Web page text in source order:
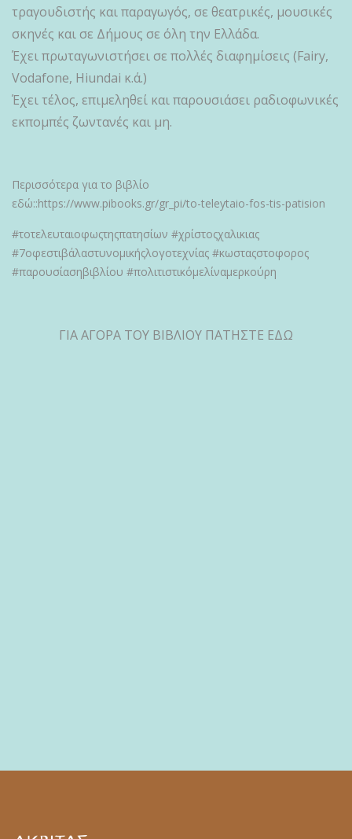
τραγουδιστής και παραγωγός, σε θεατρικές, μουσικές
σκηνές και σε Δήμους σε όλη την Ελλάδα.
Έχει πρωταγωνιστήσει σε πολλές διαφημίσεις (Fairy,
Vodafone, Hiundai κ.ά.)
Έχει τέλος, επιμεληθεί και παρουσιάσει ραδιοφωνικές
εκπομπές ζωντανές και μη.
Περισσότερα για το βιβλίο
εδώ::https://www.pibooks.gr/gr_pi/to-teleytaio-fos-tis-patision
#τοτελευταιοφωςτηςπατησίων #χρίστοςχαλικιας
#7οφεστιβάλαστυνομικήςλογοτεχνίας #κωσταςστοφορος
#παρουσίασηβιβλίου #πολιτιστικόμελίναμερκούρη
ΓΙΑ ΑΓΟΡΑ ΤΟΥ ΒΙΒΛΙΟΥ ΠΑΤΗΣΤΕ ΕΔΩ